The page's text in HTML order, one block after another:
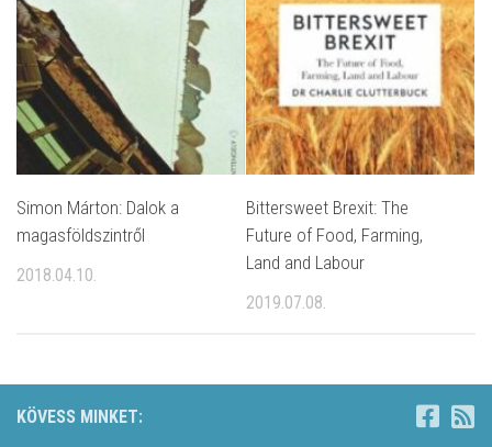
Simon Márton: Dalok a
magasföldszintről
2018.04.10.
Bittersweet Brexit: The
Future of Food, Farming,
Land and Labour
2019.07.08.
KÖVESS MINKET: